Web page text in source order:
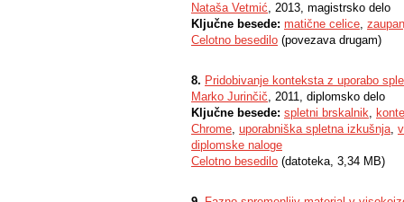
Nataša Vetmić, 2013, magistrsko delo
Ključne besede: matične celice,
Celotno besedilo (povezava drugam)
8. Pridobivanje konteksta z uporabo
Marko Jurinčič, 2011, diplomsko delo
Ključne besede: spletni brskalnik,
Chrome, uporabniška spletna izkušnja,
diplomske naloge
Celotno besedilo (datoteka, 3,34 MB)